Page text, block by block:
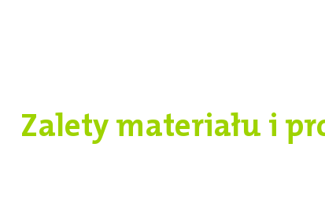
Zalety materiału i